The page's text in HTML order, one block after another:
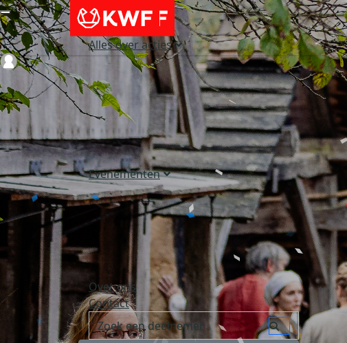
Alles over acties
Evenementen
Over ons
Contact
Login